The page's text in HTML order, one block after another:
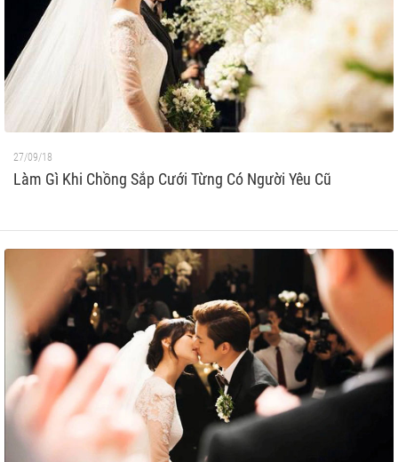
27/09/18
Làm Gì Khi Chồng Sắp Cưới Từng Có Người Yêu Cũ